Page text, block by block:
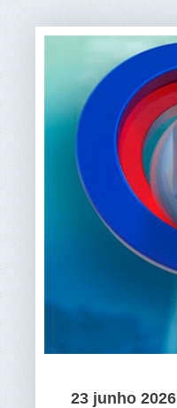
23 junho 2026